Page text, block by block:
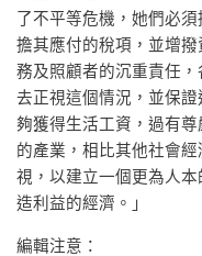
了不平等危機，她們必
擔其應付的稅項，並增
務及照顧者的沉重責任
去正視這個情況，並保
夠獲得生活工資，過有
的產業，相比其他社會
視，以建立一個更為人
造利益的經濟。」
編輯注意：